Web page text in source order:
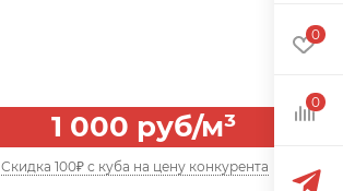
1 000 руб/м³
Скидка 100₽ с куба на цену конкурента
0
0